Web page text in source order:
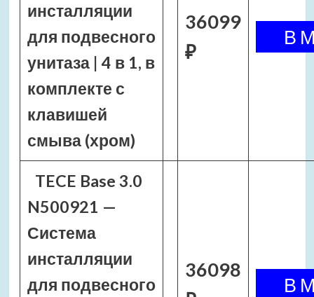
инсталляции
для подвесного
унитаза | 4 в 1, в
комплекте с
клавишей
смыва (хром)
36099
₽
TECE Base 3.0
N500921 —
Система
инсталляции
для подвесного
36098